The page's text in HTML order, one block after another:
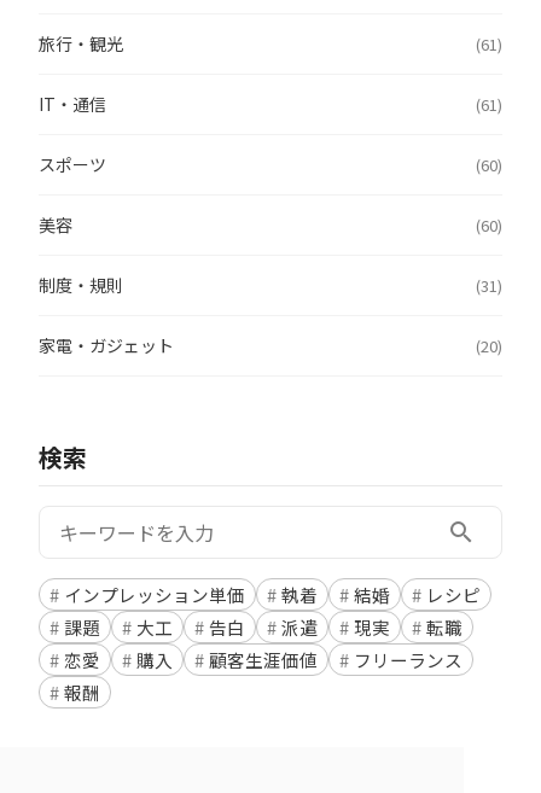
旅行・観光 (61)
IT・通信 (61)
スポーツ (60)
美容 (60)
制度・規則 (31)
家電・ガジェット (20)
検索
検索: search
インプレッション単価 執着 結婚
レシピ
課題
大工 告白 派遣 現実
転職
恋愛
購入 顧客生涯価値
フリーランス
報酬